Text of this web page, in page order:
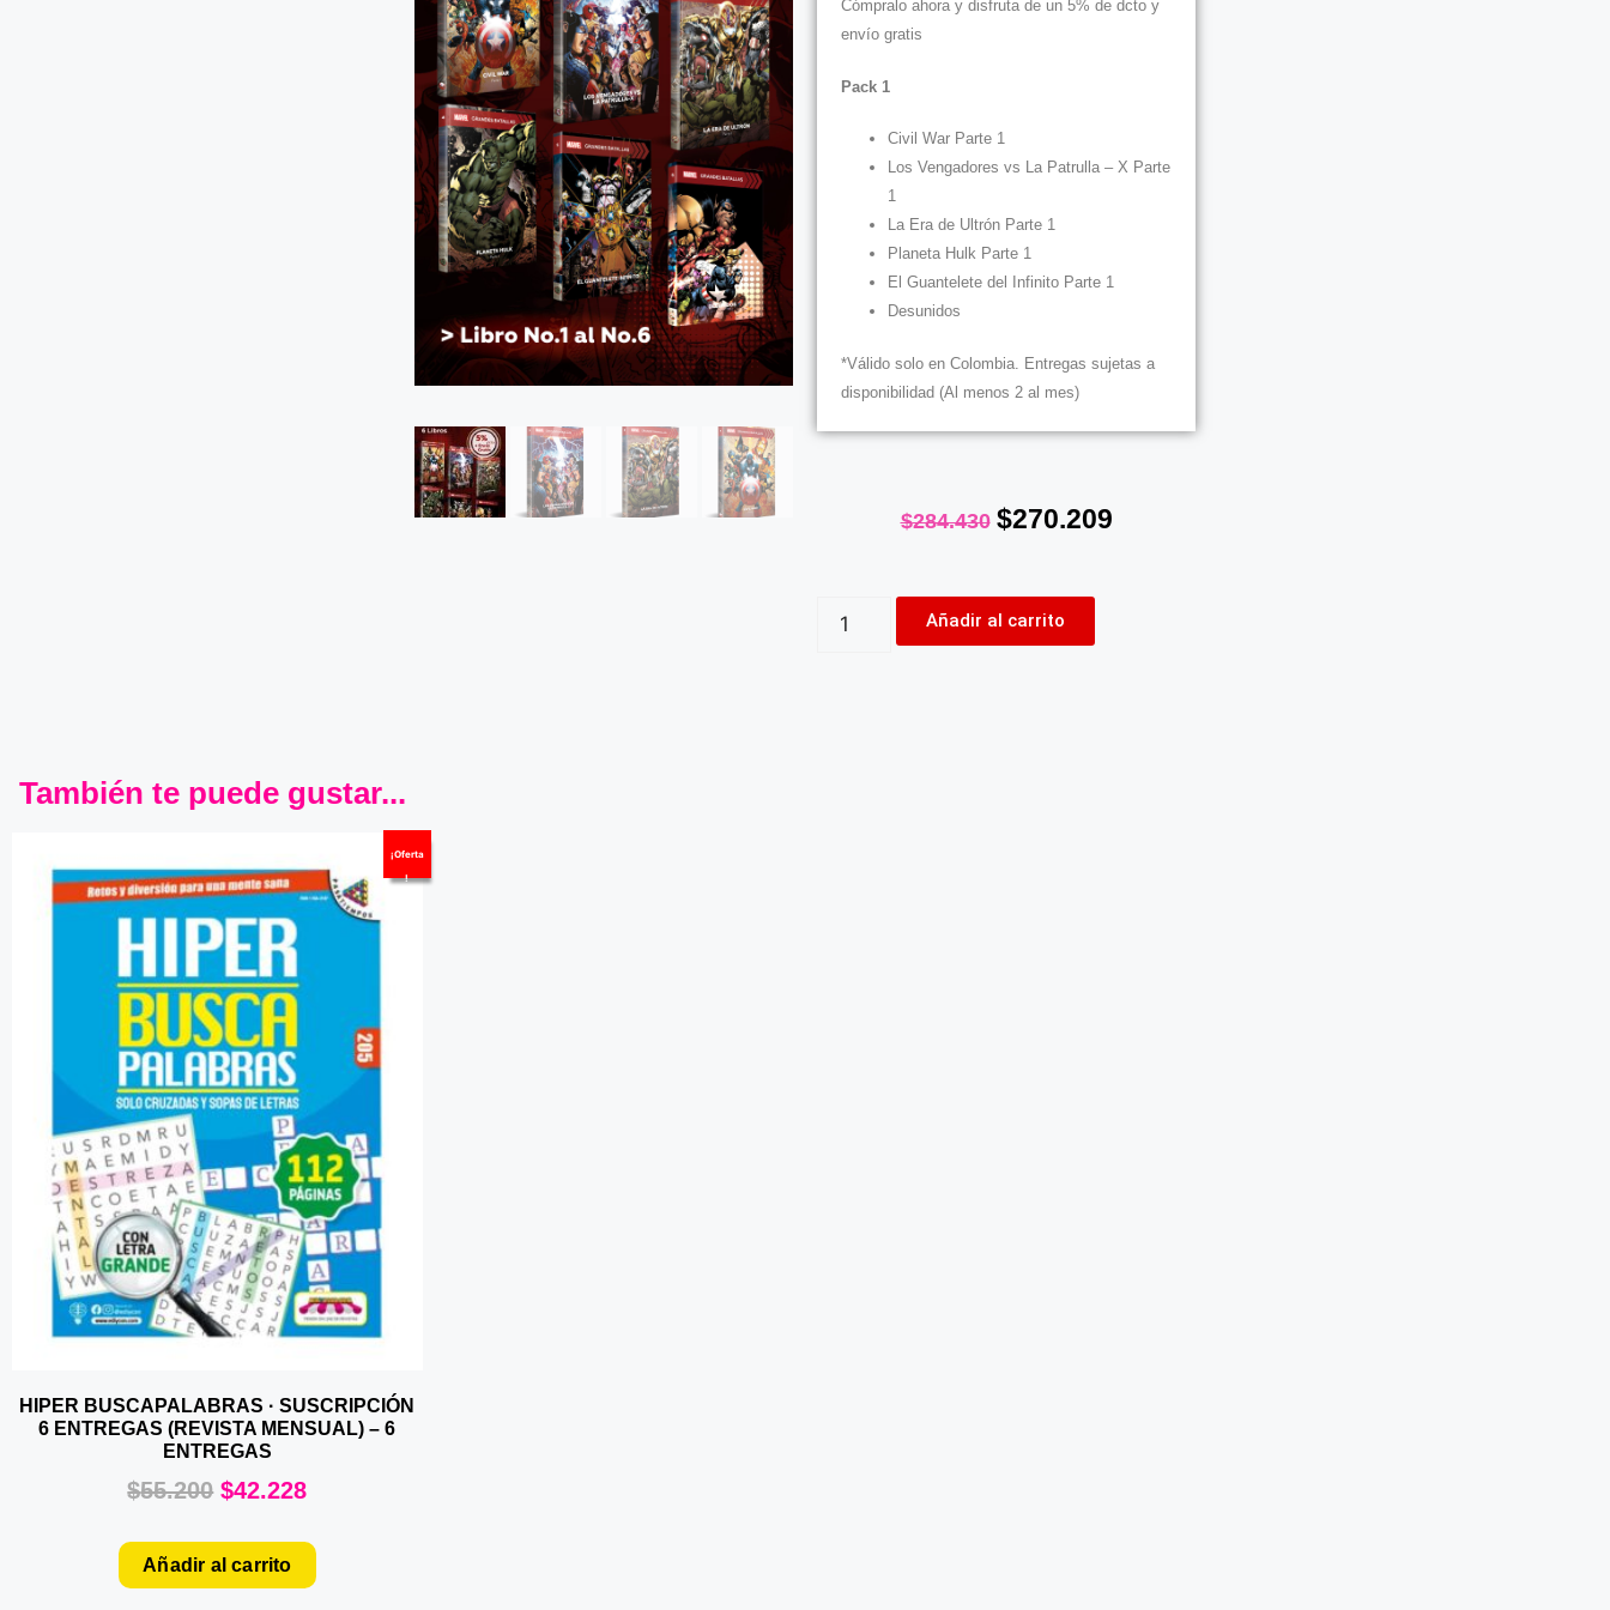
Cómpralo ahora y disfruta de un 5% de dcto y
envío gratis
Pack 1
Civil War Parte 1
Los Vengadores vs La Patrulla – X Parte
1
La Era de Ultrón Parte 1
Planeta Hulk Parte 1
El Guantelete del Infinito Parte 1
Desunidos
*Válido solo en Colombia. Entregas sujetas a
disponibilidad (Al menos 2 al mes)
$284.430 $270.209
Añadir al carrito
También te puede gustar...
¡Oferta
!
HIPER BUSCAPALABRAS · SUSCRIPCIÓN
6 ENTREGAS (REVISTA MENSUAL) – 6
ENTREGAS
$55.200 $42.228
Añadir al carrito